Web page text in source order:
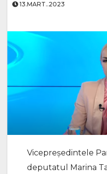
13.MART..2023
Vicepreședintele
deputatul Marina